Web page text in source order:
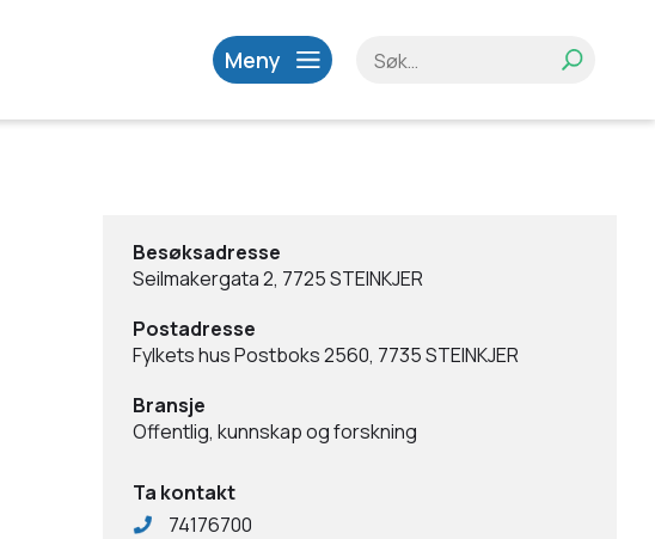
Meny
Besøksadresse
Seilmakergata 2, 7725 STEINKJER
Postadresse
Fylkets hus Postboks 2560, 7735 STEINKJER
Bransje
Offentlig, kunnskap og forskning
Ta kontakt
74176700